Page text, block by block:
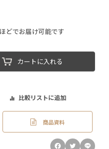
どでお届け可能です
カートに入れる
比較リストに追加
商品資料